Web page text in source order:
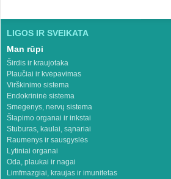
LIGOS IR SVEIKATA
Man rūpi
Širdis ir kraujotaka
Plaučiai ir kvėpavimas
Virškinimo sistema
Endokrininė sistema
Smegenys, nervų sistema
Šlapimo organai ir inkstai
Stuburas, kaulai, sąnariai
Raumenys ir sausgyslės
Lytiniai organai
Oda, plaukai ir nagai
Limfmazgiai, kraujas ir imunitetas